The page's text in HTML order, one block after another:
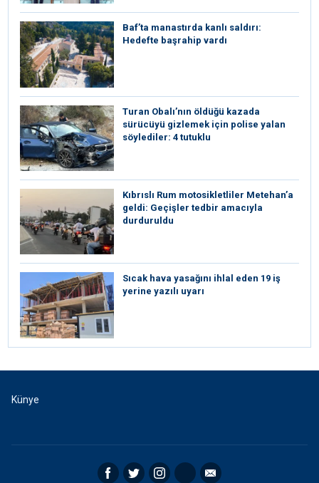
Baf’ta manastırda kanlı saldırı:
Hedefte başrahip vardı
Turan Obalı’nın öldüğü kazada
sürücüyü gizlemek için polise yalan
söylediler: 4 tutuklu
Kıbrıslı Rum motosikletliler Metehan’a
geldi: Geçişler tedbir amacıyla
durduruldu
Sıcak hava yasağını ihlal eden 19 iş
yerine yazılı uyarı
Künye
Facebook Twitter Instagram RSS